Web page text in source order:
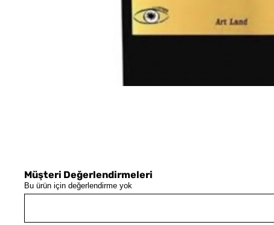
Müşteri Değerlendirmeleri
Bu ürün için değerlendirme yok